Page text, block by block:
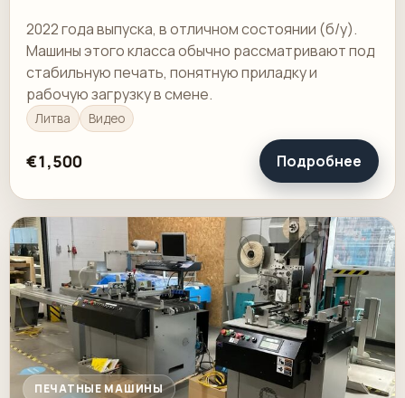
2022 года выпуска, в отличном состоянии (б/у).
Машины этого класса обычно рассматривают под
стабильную печать, понятную приладку и
рабочую загрузку в смене.
Литва Видео
€1,500 Подробнее
ПЕЧАТНЫЕ МАШИНЫ